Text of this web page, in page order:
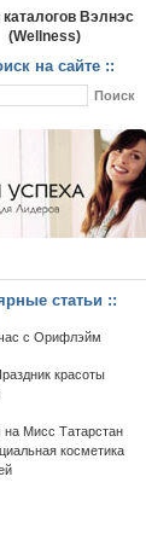
Вэлнэс
(Wellness)
на сайте ::
статьи ::
с Орифлэйм
красоты
Мисс Татарстан
косметика